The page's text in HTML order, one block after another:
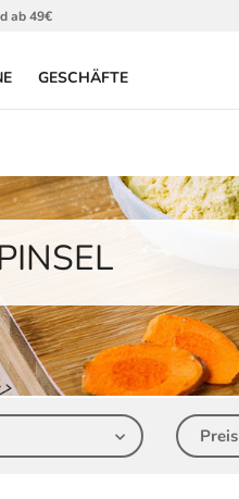
ab 49€
GESCHÄFTE
Preis